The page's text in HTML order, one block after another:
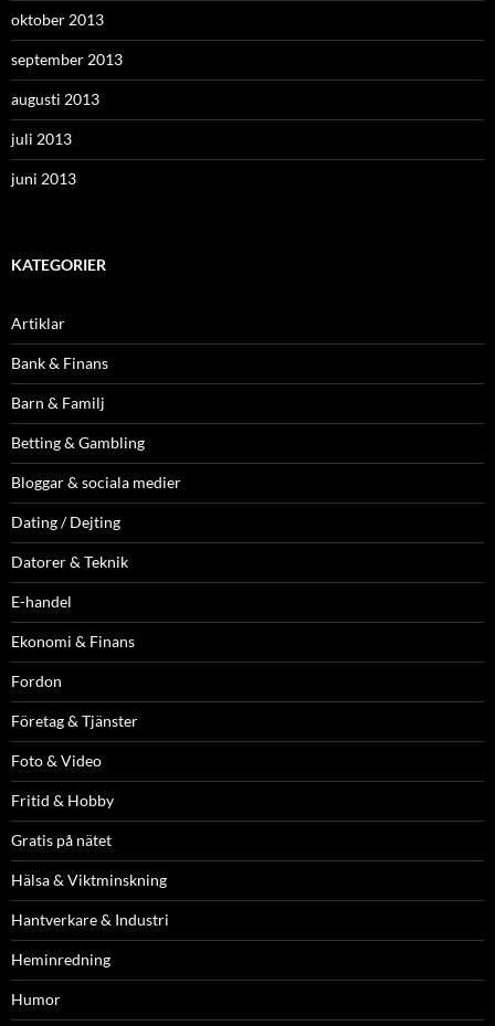
oktober 2013
september 2013
augusti 2013
juli 2013
juni 2013
KATEGORIER
Artiklar
Bank & Finans
Barn & Familj
Betting & Gambling
Bloggar & sociala medier
Dating / Dejting
Datorer & Teknik
E-handel
Ekonomi & Finans
Fordon
Företag & Tjänster
Foto & Video
Fritid & Hobby
Gratis på nätet
Hälsa & Viktminskning
Hantverkare & Industri
Heminredning
Humor